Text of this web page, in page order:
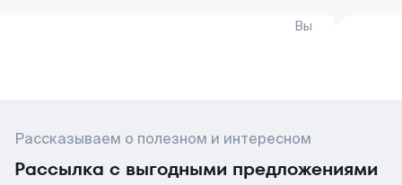
Вы
Рассказываем о полезном и интересном
Рассылка с выгодными предложениями